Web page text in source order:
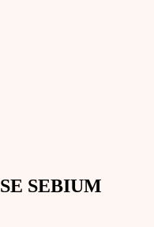
SEBIUM